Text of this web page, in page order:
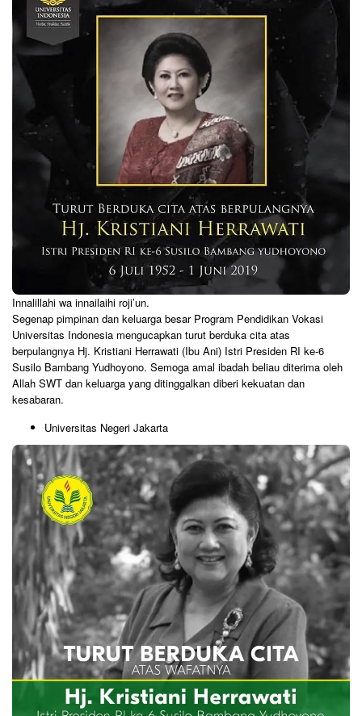
Innalillahi wa innailaihi roji’un.
Segenap pimpinan dan keluarga besar Program Pendidikan Vokasi
Universitas Indonesia mengucapkan turut berduka cita atas
berpulangnya Hj. Kristiani Herrawati (Ibu Ani) Istri Presiden RI ke-6
Susilo Bambang Yudhoyono. Semoga amal ibadah beliau diterima oleh
Allah SWT dan keluarga yang ditinggalkan diberi kekuatan dan
kesabaran.
Universitas Negeri Jakarta